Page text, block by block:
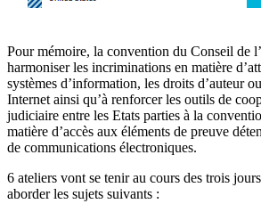
Pour mémoire, la convention du Conseil de
harmoniser les incriminations en matière
systèmes d’information, les droits d’auteur
Internet ainsi qu’à renforcer les outils de
judiciaire entre les Etats parties à la
matière d’accès aux éléments de preuve
de communications électroniques.
6 ateliers vont se tenir au cours des trois
aborder les sujets suivants :